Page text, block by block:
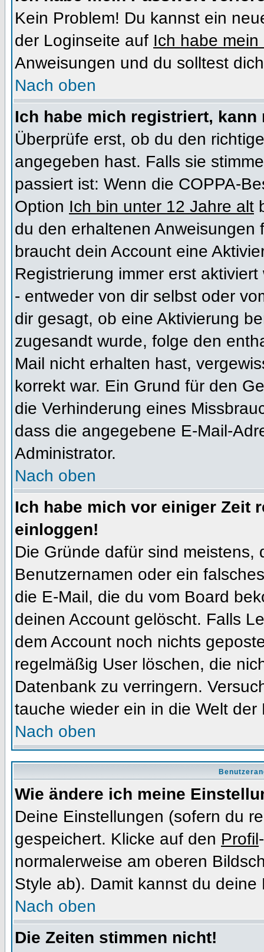
Kein Problem! Du kannst ein
der Loginseite auf Ich habe
Anweisungen und du solltest
Nach oben
Ich habe mich registriert,
Überprüfe erst, ob du den
angegeben hast. Falls sie
passiert ist: Wenn die COPPA-
Option Ich bin unter 12 Jahre alt
du den erhaltenen
braucht dein Account eine
Registrierung immer erst
- entweder von dir selbst oder
dir gesagt, ob eine Aktivierung
zugesandt wurde, folge den
Mail nicht erhalten hast,
korrekt war. Ein Grund für den
die Verhinderung eines
dass die angegebene E-Mail-
Administrator.
Nach oben
Ich habe mich vor einiger Zeit
einloggen!
Die Gründe dafür sind
Benutzernamen oder ein
die E-Mail, die du vom Board
deinen Account gelöscht. Falls
dem Account noch nichts
regelmäßig User löschen, die
Datenbank zu verringern.
tauche wieder ein in die Welt der
Nach oben
Wie ändere ich meine
Deine Einstellungen (sofern du
gespeichert. Klicke auf den Profil
normalerweise am oberen
Style ab). Damit kannst du
Nach oben
Die Zeiten stimmen nicht!